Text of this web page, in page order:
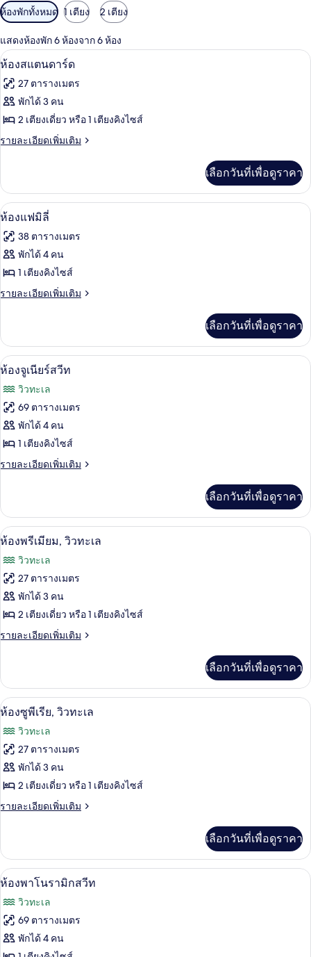
ตัว
กรอง
ที่
มี
ให้
สำหรับ
ห้อง
ห้องพักทั้งหมด 1 เตียง 2 เตียง
แสดงห้องพัก 6 ห้องจาก 6 ห้อง
เปิด
ภาพถ่าย
ทั้งหมด
ของ
ห้อง
ห้องสแตนดาร์ด | ผ้าปูที่นอนฝ้ายอียิปต์
7
ห้องสแตนดาร์ด
27 ตารางเมตร
พักได้ 3 คน
2 เตียงเดี่ยว หรือ 1 เตียงคิงไซส์
รายละเอียดเพิ่มเติม
ราย
เกี่ยว
กับ
ห้อง
เลือกวันที่เพื่อดูราคา
เปิด
ภาพถ่าย
ทั้งหมด
ของ
ห้อง
ห้องแฟมิลี่ | ผ้าปูที่นอนฝ้ายอียิปต์, เครื่
10
ห้องแฟมิลี่
38 ตารางเมตร
พักได้ 4 คน
1 เตียงคิงไซส์
รายละเอียดเพิ่มเติม
ราย
เกี่ยว
กับ
ห้อง
มิ
ลี่
เลือกวันที่เพื่อดูราคา
เปิด
ภาพถ่าย
ทั้งหมด
ของ
ห้อง
จู
สวีท
ห้องจูเนียร์สวีท | ผ้าปูที่นอนฝ้ายอียิปต์,
8
ห้องจูเนียร์สวีท
วิวทะเล
69 ตารางเมตร
พักได้ 4 คน
1 เตียงคิงไซส์
รายละเอียดเพิ่มเติม
ราย
เกี่ยว
กับ
ห้อง
เนียร์
สวี
เลือกวันที่เพื่อดูราคา
เปิด
ภาพถ่าย
ทั้งหมด
ของ
ห้อง
พรีเมียม,
ทะเล
ห้องพรีเมียม, วิวทะเล | ผ้าปูที่นอนฝ้า
8
ห้องพรีเมียม, วิวทะเล
วิวทะเล
27 ตารางเมตร
พักได้ 3 คน
2 เตียงเดี่ยว หรือ 1 เตียงคิงไซส์
รายละเอียดเพิ่มเติม
ราย
เกี่ยว
กับ
ห้อง
พรีเมียม,
วิว
ทะเล
เลือกวันที่เพื่อดูราคา
เปิด
ภาพถ่าย
ทั้งหมด
ของ
ห้อง
ซู
เรีย,
วิว
ทะเล
ห้องซูพีเรีย, วิวทะเล | ผ้าปูที่นอนฝ้าย
9
ห้องซูพีเรีย, วิวทะเล
วิวทะเล
27 ตารางเมตร
พักได้ 3 คน
2 เตียงเดี่ยว หรือ 1 เตียงคิงไซส์
รายละเอียดเพิ่มเติม
ราย
เกี่ยว
กับ
ห้อง
พี
เรีย,
ทะเล
เลือกวันที่เพื่อดูราคา
เปิด
ภาพถ่าย
ทั้งหมด
ของ
ผ้าปูที่นอนฝ้ายอียิปต์, เครื่องนอนระดับ
12
ห้องพาโนรามิกสวีท
วิวทะเล
69 ตารางเมตร
พักได้ 4 คน